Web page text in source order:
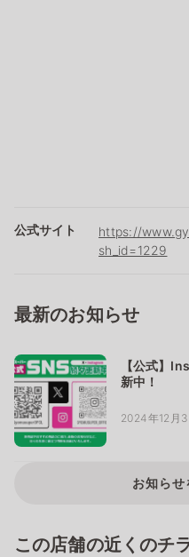
公式サイト
https://
sh_id=1229
最新のお知らせ
【公式】
新中！
2024年12月
お知らせ
この店舗の近くのチ